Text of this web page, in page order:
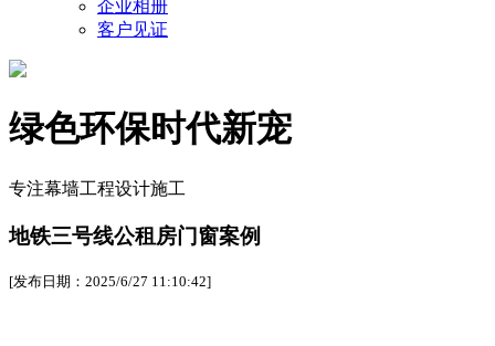
企业相册
客户见证
绿色环保时代新宠
专注幕墙工程设计施工
地铁三号线公租房门窗案例
[发布日期：2025/6/27 11:10:42]